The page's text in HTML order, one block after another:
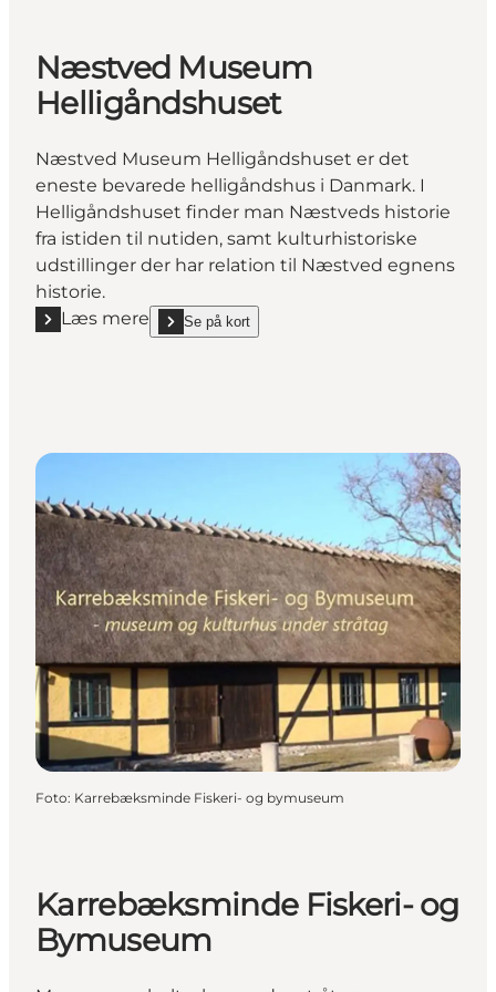
Næstved Museum
Helligåndshuset
Næstved Museum Helligåndshuset er det
eneste bevarede helligåndshus i Danmark. I
Helligåndshuset finder man Næstveds historie
fra istiden til nutiden, samt kulturhistoriske
udstillinger der har relation til Næstved egnens
historie.
Læs mere
Læs mere "Næstved Museum Helligåndshuset"
Se på kort
show Næstved Museum Helligåndshuset on_map
Foto: Karrebæksminde Fiskeri- og bymuseum
Karrebæksminde Fiskeri- og
Bymuseum